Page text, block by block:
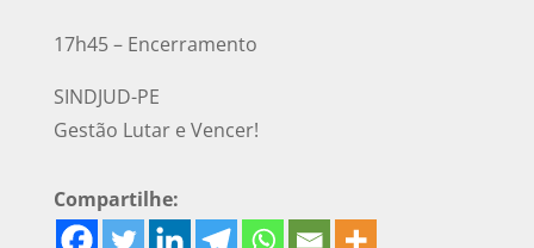
17h45 – Encerramento
SINDJUD-PE
Gestão Lutar e Vencer!
Compartilhe: